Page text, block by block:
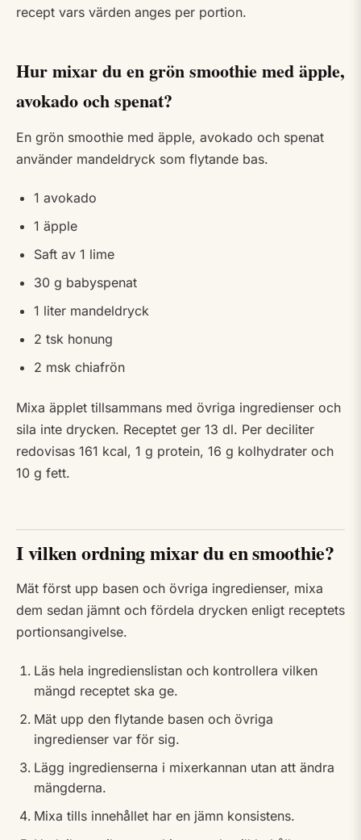
recept vars värden anges per portion.
Hur mixar du en grön smoothie med äpple,
avokado och spenat?
En grön smoothie med äpple, avokado och spenat
använder mandeldryck som flytande bas.
1 avokado
1 äpple
Saft av 1 lime
30 g babyspenat
1 liter mandeldryck
2 tsk honung
2 msk chiafrön
Mixa äpplet tillsammans med övriga ingredienser och
sila inte drycken. Receptet ger 13 dl. Per deciliter
redovisas 161 kcal, 1 g protein, 16 g kolhydrater och
10 g fett.
I vilken ordning mixar du en smoothie?
Mät först upp basen och övriga ingredienser, mixa
dem sedan jämnt och fördela drycken enligt receptets
portionsangivelse.
Läs hela ingredienslistan och kontrollera vilken
mängd receptet ska ge.
Mät upp den flytande basen och övriga
ingredienser var för sig.
Lägg ingredienserna i mixerkannan utan att ändra
mängderna.
Mixa tills innehållet har en jämn konsistens.